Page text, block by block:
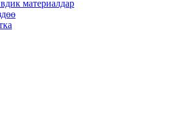
материалдар